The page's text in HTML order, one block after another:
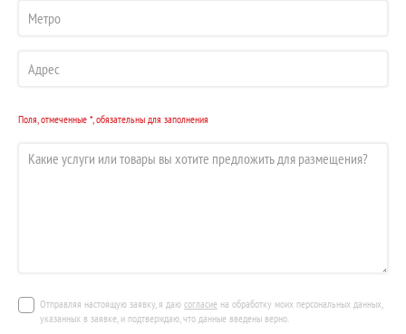
Поля, отмеченные *, обязательны для заполнения
Отправляя настоящую заявку, я даю согласие на обработку моих персональных данных,
указанных в заявке, и подтверждаю, что данные введены верно.